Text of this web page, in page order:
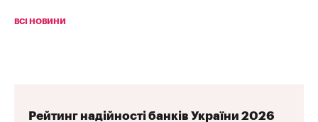
ВСІ НОВИНИ
Рейтинг надійності банків України 2026